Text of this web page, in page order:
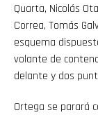
Quarta, Nicolás
Correa, Tomás
esquema
volante de
delante y dos
Ortega se parará